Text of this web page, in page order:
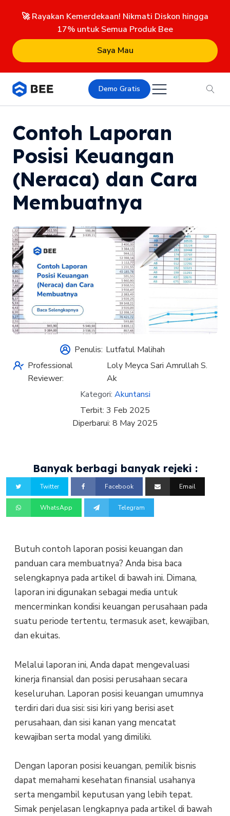
🚀 Rayakan Kemerdekaan! Nikmati Diskon hingga
17% untuk Semua Produk Bee
Saya Mau
Demo Gratis
Contoh Laporan
Posisi Keuangan
(Neraca) dan Cara
Membuatnya
Penulis: Lutfatul Malihah
Professional
Reviewer:
Loly Meyca Sari Amrullah S.
Ak
Kategori: Akuntansi
Terbit: 3 Feb 2025
Diperbarui: 8 May 2025
Banyak berbagi banyak rejeki :
Twitter Facebook Email
WhatsApp Telegram
Butuh contoh laporan posisi keuangan dan
panduan cara membuatnya? Anda bisa baca
selengkapnya pada artikel di bawah ini. Dimana,
laporan ini digunakan sebagai media untuk
mencerminkan kondisi keuangan perusahaan pada
suatu periode tertentu, termasuk aset, kewajiban,
dan ekuitas.
Melalui laporan ini, Anda dapat mengevaluasi
kinerja finansial dan posisi perusahaan secara
keseluruhan. Laporan posisi keuangan umumnya
terdiri dari dua sisi: sisi kiri yang berisi aset
perusahaan, dan sisi kanan yang mencatat
kewajiban serta modal yang dimiliki.
Dengan laporan posisi keuangan, pemilik bisnis
dapat memahami kesehatan finansial usahanya
serta mengambil keputusan yang lebih tepat.
Simak penjelasan lengkapnya pada artikel di bawah